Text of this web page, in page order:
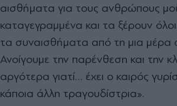
αισθήματα για τους ανθρώπους
καταγεγραμμένα και τα ξέρουν
τα συναισθήματα από τη μια μέρα
Ανοίγουμε την παρένθεση και την
αργότερα γιατί… έχει ο καιρός
κάποια άλλη τραγουδίστρια».